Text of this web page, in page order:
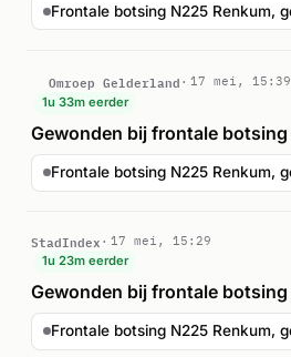
Frontale botsing N225 Renkum,
Omroep Gelderland
17 mei, 15:39
1u 33m eerder
Gewonden bij frontale botsing
Frontale botsing N225 Renkum,
StadIndex
17 mei, 15:29
1u 23m eerder
Gewonden bij frontale botsing
Frontale botsing N225 Renkum,